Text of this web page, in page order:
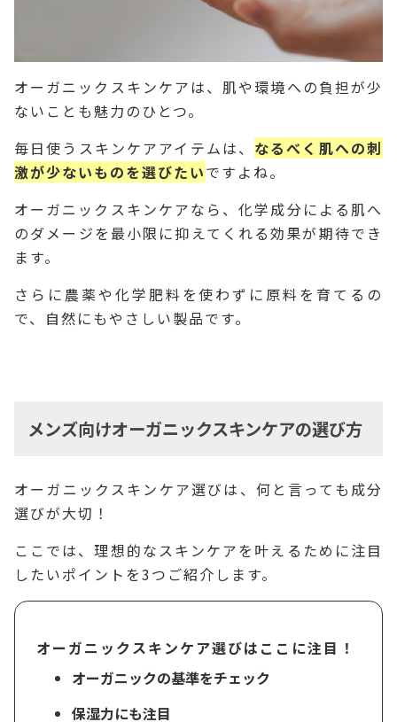
オーガニックスキンケアは、肌や環境への負担が少
ないことも魅力のひとつ。
毎日使うスキンケアアイテムは、 なるべく肌への刺
激が少ないものを選びたいですよね。
オーガニックスキンケアなら、化学成分による肌へ
のダメージを最小限に抑えてくれる効果が期待でき
ます。
さらに農薬や化学肥料を使わずに原料を育てるの
で、自然にもやさしい製品です。
メンズ向けオーガニックスキンケアの選び方
オーガニックスキンケア選びは、何と言っても成分
選びが大切！
ここでは、理想的なスキンケアを叶えるために注目
したいポイントを3つご紹介します。
オーガニックスキンケア選びはここに注目！
オーガニックの基準をチェック
保湿力にも注目